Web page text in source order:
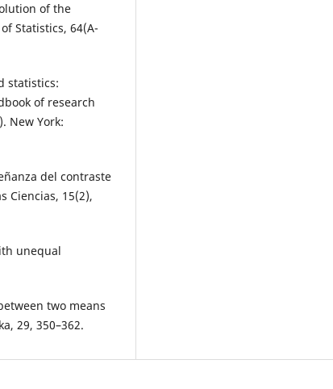
of the
Statistics, 64(A-
statistics:
of research
New York:
del contraste
Ciencias, 15(2),
unequal
two means
29, 350–362.